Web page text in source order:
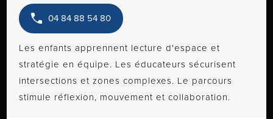
04 84 88 54 80
Les enfants apprennent lecture d'espace et
stratégie en équipe. Les éducateurs sécurisent
intersections et zones complexes. Le parcours
stimule réflexion, mouvement et collaboration.